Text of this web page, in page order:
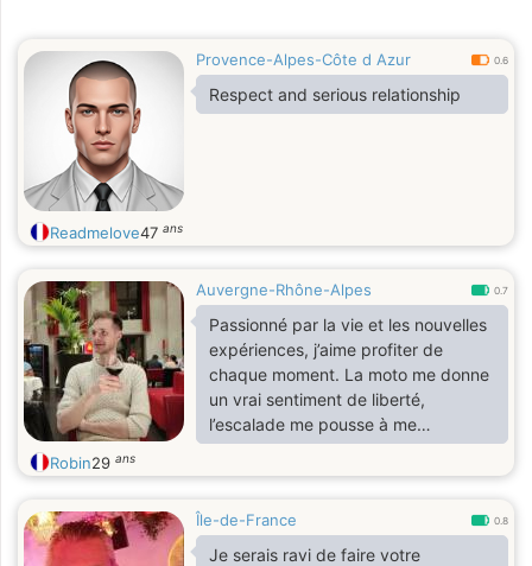
Provence-Alpes-Côte d Azur 0.6
Respect and serious relationship
Readmelove47 ans
Auvergne-Rhône-Alpes 0.7
Passionné par la vie et les nouvelles
expériences, j’aime profiter de
chaque moment. La moto me donne
un vrai sentiment de liberté,
l’escalade me pousse à me
dépasser, et les jeux en ligne me
permettent de me détendre tout en
cuisiner — tester de nouvelles
recettes et partager un bon repas,
Robin29 ans
Île-de-France 0.8
Je serais ravi de faire votre